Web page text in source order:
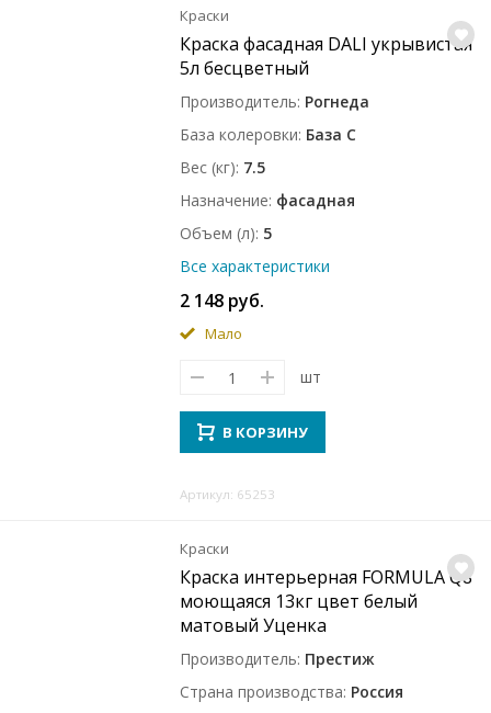
Краски
Краска фасадная DALI укрывистая
5л бесцветный
Производитель Рогнеда
База колеровки База C
Вес (кг) 7.5
Назначение фасадная
Объем (л) 5
Все характеристики
2 148 руб.
Мало
шт
В КОРЗИНУ
Артикул: 65253
Краски
Краска интерьерная FORMULA Q8
моющаяся 13кг цвет белый
матовый Уценка
Производитель Престиж
Страна производства Россия